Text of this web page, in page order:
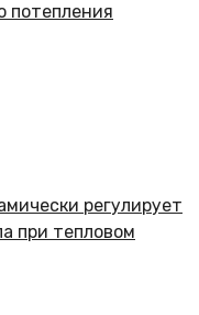
потепления
регулирует
при тепловом